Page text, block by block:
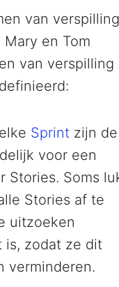
van verspilling
en Tom
van verspilling
Sprint zijn de
voor een
Stories. Soms
Stories af te
uitzoeken
is, zodat ze dit
verminderen.